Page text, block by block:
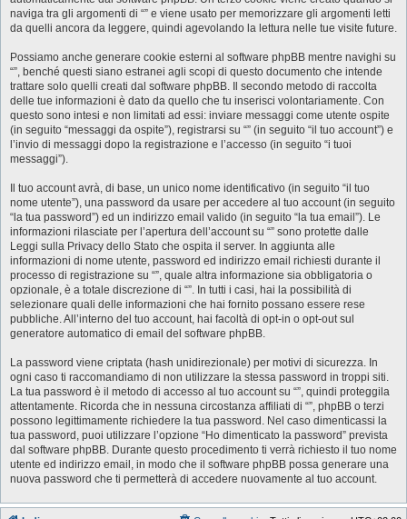
naviga tra gli argomenti di “” e viene usato per memorizzare gli argomenti letti
da quelli ancora da leggere, quindi agevolando la lettura nelle tue visite future.
Possiamo anche generare cookie esterni al software phpBB mentre navighi su
“”, benché questi siano estranei agli scopi di questo documento che intende
trattare solo quelli creati dal software phpBB. Il secondo metodo di raccolta
delle tue informazioni è dato da quello che tu inserisci volontariamente. Con
questo sono intesi e non limitati ad essi: inviare messaggi come utente ospite
(in seguito “messaggi da ospite”), registrarsi su “” (in seguito “il tuo account”) e
l’invio di messaggi dopo la registrazione e l’accesso (in seguito “i tuoi
messaggi”).
Il tuo account avrà, di base, un unico nome identificativo (in seguito “il tuo
nome utente”), una password da usare per accedere al tuo account (in seguito
“la tua password”) ed un indirizzo email valido (in seguito “la tua email”). Le
informazioni rilasciate per l’apertura dell’account su “” sono protette dalle
Leggi sulla Privacy dello Stato che ospita il server. In aggiunta alle
informazioni di nome utente, password ed indirizzo email richiesti durante il
processo di registrazione su “”, quale altra informazione sia obbligatoria o
opzionale, è a totale discrezione di “”. In tutti i casi, hai la possibilità di
selezionare quali delle informazioni che hai fornito possano essere rese
pubbliche. All’interno del tuo account, hai facoltà di opt-in o opt-out sul
generatore automatico di email del software phpBB.
La password viene criptata (hash unidirezionale) per motivi di sicurezza. In
ogni caso ti raccomandiamo di non utilizzare la stessa password in troppi siti.
La tua password è il metodo di accesso al tuo account su “”, quindi proteggila
attentamente. Ricorda che in nessuna circostanza affiliati di “”, phpBB o terzi
possono legittimamente richiedere la tua password. Nel caso dimenticassi la
tua password, puoi utilizzare l’opzione “Ho dimenticato la password” prevista
dal software phpBB. Durante questo procedimento ti verrà richiesto il tuo nome
utente ed indirizzo email, in modo che il software phpBB possa generare una
nuova password che ti permetterà di accedere nuovamente al tuo account.